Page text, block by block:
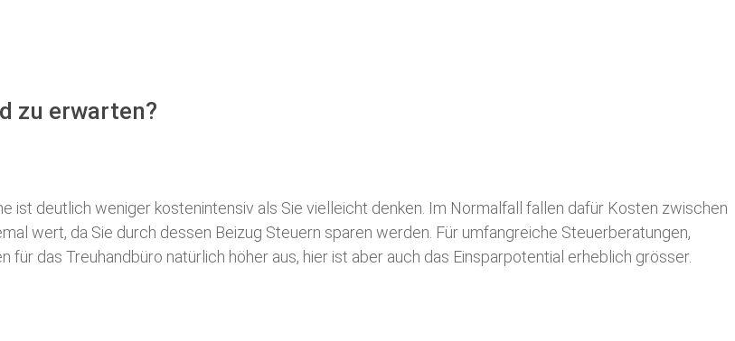
zu erwarten?
ist deutlich weniger kostenintensiv als Sie vielleicht denken. Im Normalfall fallen dafür Kosten zwischen
wert, da Sie durch dessen Beizug Steuern sparen werden. Für umfangreiche Steuerberatungen,
das Treuhandbüro natürlich höher aus, hier ist aber auch das Einsparpotential erheblich grösser.